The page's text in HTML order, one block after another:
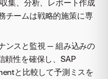
集、分析、レポート作成
チームは戦略的施策に専
ンスと監視 — 組み込みの
頼性を確保し、SAP
と比較して予測ミスを